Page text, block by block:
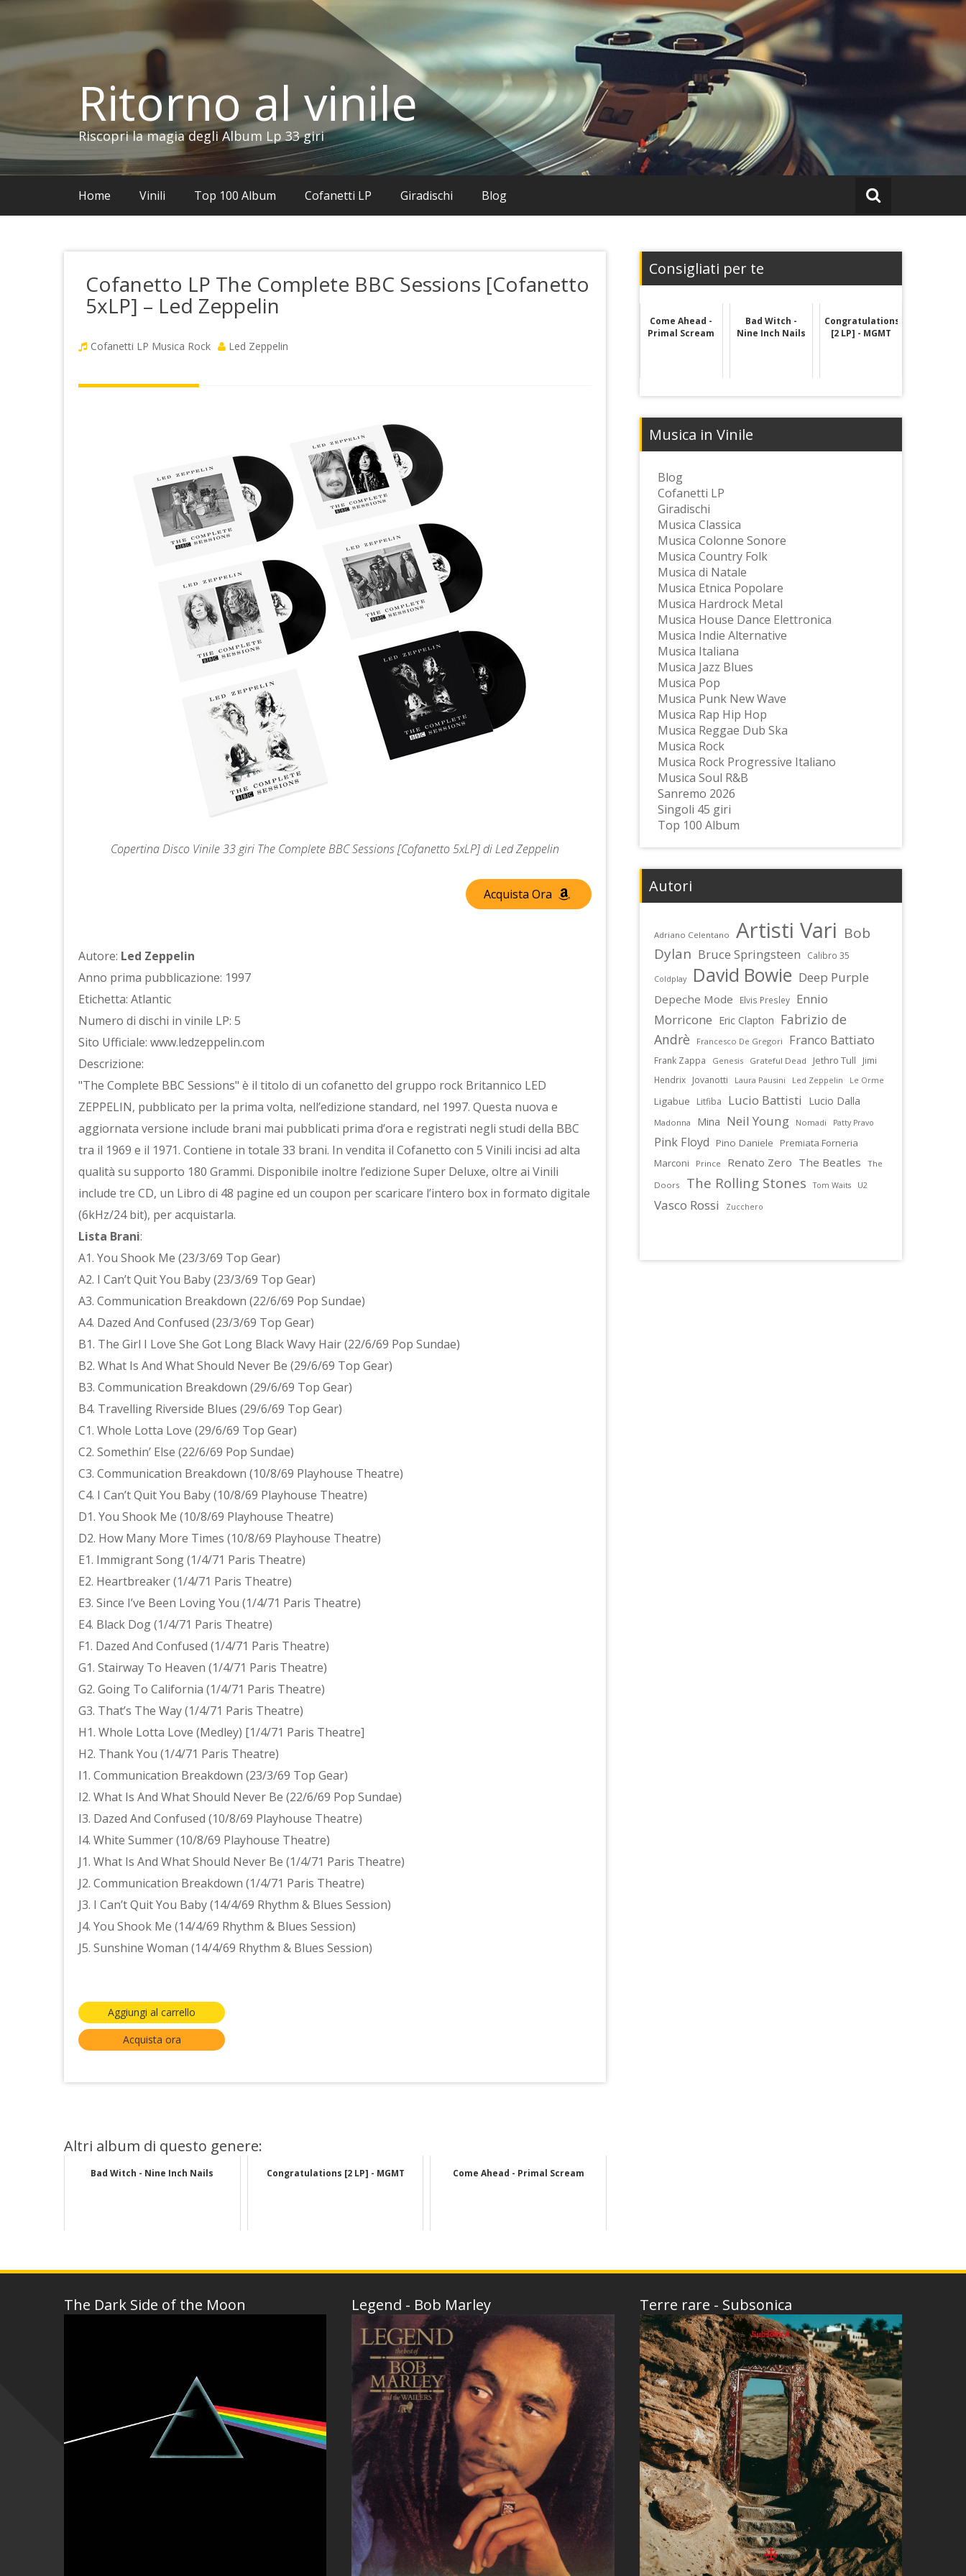
contenuto
Ritorno al vinile
Riscopri la magia degli Album Lp 33 giri
Home Vinili Top 100 Album Cofanetti LP Giradischi Blog
Cofanetto LP The Complete BBC Sessions [Cofanetto
5xLP] – Led Zeppelin
Cofanetti LP Musica Rock Led Zeppelin
Copertina Disco Vinile 33 giri The Complete BBC Sessions [Cofanetto 5xLP] di Led Zeppelin
Acquista Ora
Autore: Led Zeppelin
Anno prima pubblicazione: 1997
Etichetta: Atlantic
Numero di dischi in vinile LP: 5
Sito Ufficiale: www.ledzeppelin.com
Descrizione:
"The Complete BBC Sessions" è il titolo di un cofanetto del gruppo rock Britannico LED
ZEPPELIN, pubblicato per la prima volta, nell’edizione standard, nel 1997. Questa nuova e
aggiornata versione include brani mai pubblicati prima d’ora e registrati negli studi della BBC
tra il 1969 e il 1971. Contiene in totale 33 brani. In vendita il Cofanetto con 5 Vinili incisi ad alta
qualità su supporto 180 Grammi. Disponibile inoltre l’edizione Super Deluxe, oltre ai Vinili
include tre CD, un Libro di 48 pagine ed un coupon per scaricare l’intero box in formato digitale
(6kHz/24 bit), per acquistarla.
Lista Brani:
A1. You Shook Me (23/3/69 Top Gear)
A2. I Can’t Quit You Baby (23/3/69 Top Gear)
A3. Communication Breakdown (22/6/69 Pop Sundae)
A4. Dazed And Confused (23/3/69 Top Gear)
B1. The Girl I Love She Got Long Black Wavy Hair (22/6/69 Pop Sundae)
B2. What Is And What Should Never Be (29/6/69 Top Gear)
B3. Communication Breakdown (29/6/69 Top Gear)
B4. Travelling Riverside Blues (29/6/69 Top Gear)
C1. Whole Lotta Love (29/6/69 Top Gear)
C2. Somethin’ Else (22/6/69 Pop Sundae)
C3. Communication Breakdown (10/8/69 Playhouse Theatre)
C4. I Can’t Quit You Baby (10/8/69 Playhouse Theatre)
D1. You Shook Me (10/8/69 Playhouse Theatre)
D2. How Many More Times (10/8/69 Playhouse Theatre)
E1. Immigrant Song (1/4/71 Paris Theatre)
E2. Heartbreaker (1/4/71 Paris Theatre)
E3. Since I’ve Been Loving You (1/4/71 Paris Theatre)
E4. Black Dog (1/4/71 Paris Theatre)
F1. Dazed And Confused (1/4/71 Paris Theatre)
G1. Stairway To Heaven (1/4/71 Paris Theatre)
G2. Going To California (1/4/71 Paris Theatre)
G3. That’s The Way (1/4/71 Paris Theatre)
H1. Whole Lotta Love (Medley) [1/4/71 Paris Theatre]
H2. Thank You (1/4/71 Paris Theatre)
I1. Communication Breakdown (23/3/69 Top Gear)
I2. What Is And What Should Never Be (22/6/69 Pop Sundae)
I3. Dazed And Confused (10/8/69 Playhouse Theatre)
I4. White Summer (10/8/69 Playhouse Theatre)
J1. What Is And What Should Never Be (1/4/71 Paris Theatre)
J2. Communication Breakdown (1/4/71 Paris Theatre)
J3. I Can’t Quit You Baby (14/4/69 Rhythm & Blues Session)
J4. You Shook Me (14/4/69 Rhythm & Blues Session)
J5. Sunshine Woman (14/4/69 Rhythm & Blues Session)
Aggiungi al carrello
Acquista ora
Altri album di questo genere:
Bad Witch - Nine Inch Nails Congratulations [2 LP] - MGMT Come Ahead - Primal Scream
Consigliati per te
Come Ahead -
Primal Scream
Bad Witch -
Nine Inch Nails
Congratulations
[2 LP] - MGMT
Musica in Vinile
Blog
Cofanetti LP
Giradischi
Musica Classica
Musica Colonne Sonore
Musica Country Folk
Musica di Natale
Musica Etnica Popolare
Musica Hardrock Metal
Musica House Dance Elettronica
Musica Indie Alternative
Musica Italiana
Musica Jazz Blues
Musica Pop
Musica Punk New Wave
Musica Rap Hip Hop
Musica Reggae Dub Ska
Musica Rock
Musica Rock Progressive Italiano
Musica Soul R&B
Sanremo 2026
Singoli 45 giri
Top 100 Album
Autori
Adriano Celentano Artisti Vari Bob
Dylan Bruce Springsteen Calibro 35
Coldplay David Bowie Deep Purple
Depeche Mode Elvis Presley
Ennio
Morricone Eric Clapton Fabrizio de
Andrè
Francesco De Gregori Franco Battiato
Frank Zappa Genesis Grateful Dead Jethro Tull
Jimi
Hendrix
Jovanotti Laura Pausini Led Zeppelin Le Orme
Ligabue Litfiba Lucio Battisti Lucio Dalla
Madonna Mina Neil Young Nomadi Patty Pravo
Pink Floyd Pino Daniele
Premiata Forneria
Marconi
Prince Renato Zero The Beatles
The
Doors
The Rolling Stones Tom Waits U2
Vasco Rossi Zucchero
The Dark Side of the Moon Legend - Bob Marley Terre rare - Subsonica